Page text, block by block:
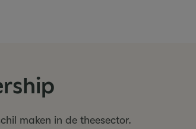
maken in de theesector.